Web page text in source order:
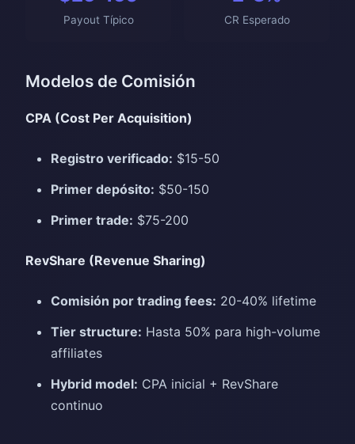
Payout Típico CR Esperado
Modelos de Comisión
CPA (Cost Per Acquisition)
Registro verificado: $15-50
Primer depósito: $50-150
Primer trade: $75-200
RevShare (Revenue Sharing)
Comisión por trading fees: 20-40% lifetime
Tier structure: Hasta 50% para high-volume
affiliates
Hybrid model: CPA inicial + RevShare
continuo